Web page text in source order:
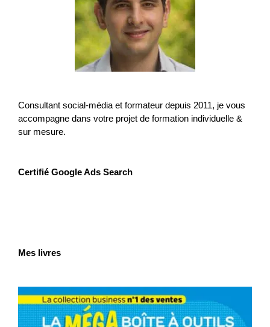
Consultant social-média et formateur depuis 2011, je vous
accompagne dans votre projet de formation individuelle &
sur mesure.
Certifié Google Ads Search
Mes livres